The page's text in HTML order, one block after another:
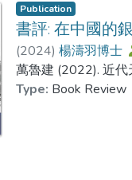
Publication
書評: 在中國的
(2024)楊濤羽博士
萬魯建 (2022). 近
Type: Book Review